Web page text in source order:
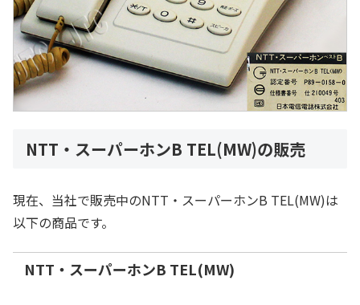
NTT・スーパーホンB TEL(MW)の販売
現在、当社で販売中のNTT・スーパーホンB TEL(MW)は
以下の商品です。
NTT・スーパーホンB TEL(MW)